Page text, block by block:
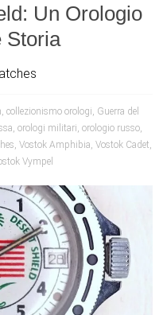
Un Orologio
Storia
,collezionismo orologi, Guerra del
,orologi militari,orologio russo,
,Vostok Amphibia,Vostok Cadet,
Vympel